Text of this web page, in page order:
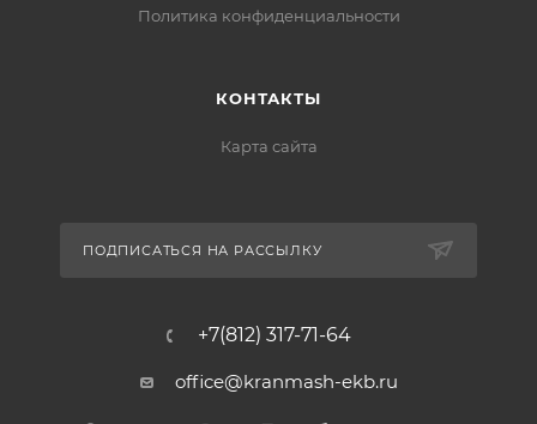
Политика конфиденциальности
КОНТАКТЫ
Карта сайта
ПОДПИСАТЬСЯ НА РАССЫЛКУ
+7(812) 317-71-64
office@kranmash-ekb.ru